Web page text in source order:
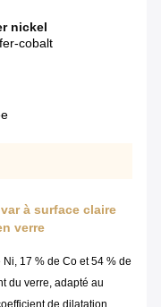
nickel
cobalt
à surface claire
verre
17 % de Co et 54 % de
du verre, adapté au